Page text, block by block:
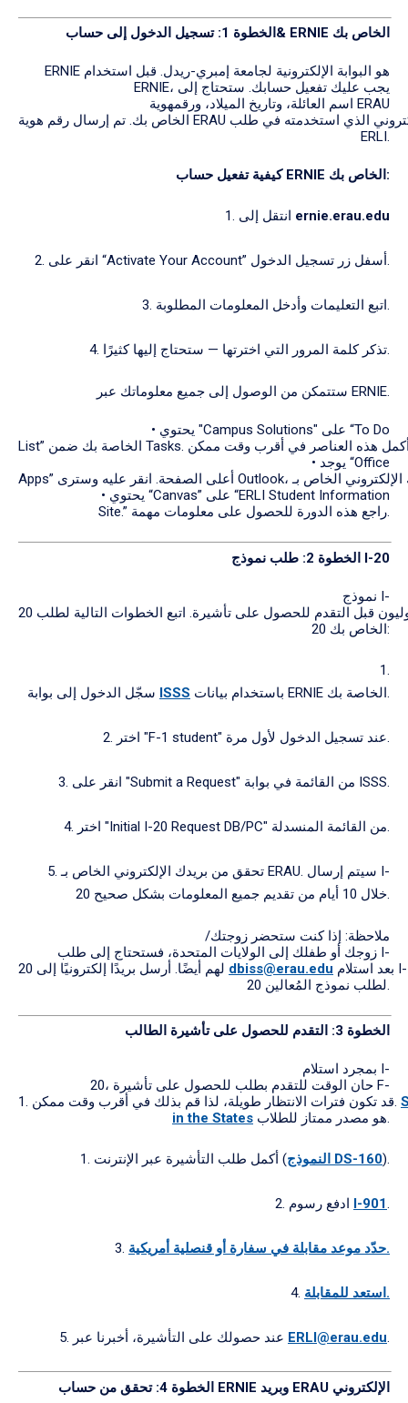
الخطوة 1: تسجيل الدخول إلى حساب& ERNIE الخاص بك
ERNIE هو البوابة الإلكترونية لجامعة إمبري-ريدل. قبل استخدام
ERNIE، يجب عليك تفعيل حسابك. ستحتاج إلى
اسم العائلة، وتاريخ الميلاد، ورقمهوية ERAU
الخاص بك. تم إرسال رقم هوية ERAU إلى عنوان البريد الإلكتروني الذي استخدمته في طلب
ERLI.
كيفيةتفعيل حساب ERNIE الخاص بك:
ernie.erau.edu
2. انقر على “Activate Your Account” أسفل زر تسجيل الدخول.
3. اتبع التعليمات وأدخل المعلومات المطلوبة.
4. تذكر كلمة المرور التي اخترتها — ستحتاج إليها كثيرًا.
ستتمكن من الوصول إلى جميع معلوماتك عبر ERNIE.
• يحتوي "Campus Solutions" على “To Do
• يوجد “Office
• يحتوي “Canvas” على “ERLI Student Information
Site.” راجع هذه الدورة للحصول على معلومات مهمة.
الخطوة 2: طلب نموذج I-20
نموذج I-
20 هو مستند مهم يحتاجه الطلاب الدوليون قبل التقدم للحصول على تأشيرة. اتبع الخطوات التالية لطلب I-
20 الخاص بك:
1.
ISSS
3. انقر على "Submit a Request" من القائمة في بوابة ISSS.
5. تحقق من بريدك الإلكتروني الخاص بـ ERAU. سيتم إرسال I-
ملاحظة: إذا كنت ستحضر زوجتك/
زوجك أو طفلك إلى الولايات المتحدة، فستحتاج إلى طلب I-
dbiss@erau.edu
الخطوة 3: التقدم للحصول علىتأشيرة الطالب
بمجرد استلام I-
20، حان الوقت للتقدم بطلب للحصول على تأشيرة F-
1. قد تكون فترات الانتظار طويلة، لذا قم بذلك في أقرب وقت ممكن.
in the States
هو مصدر ممتاز للطلاب.
1. أكمل طلب التأشيرة عبر الإنترنت ( النموذج DS-160).
I-901.
3. حدّد موعد مقابلة في سفارة أو قنصلية أمريكية.
4. استعد للمقابلة.
ERLI@erau.edu.
الخطوة 4: تحقق من حساب ERNIE وبريد ERAU الإلكتروني